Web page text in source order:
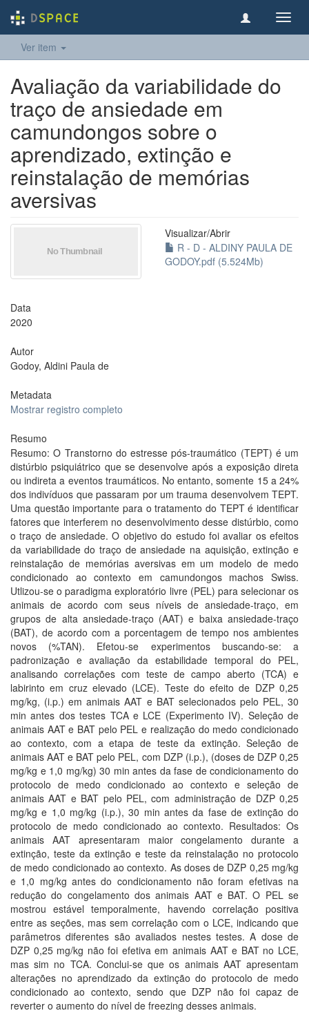
Ver item
Avaliação da variabilidade do
traço de ansiedade em
camundongos sobre o
aprendizado, extinção e
reinstalação de memórias
aversivas
Visualizar/Abrir
R - D - ALDINY PAULA DE
GODOY.pdf (5.524Mb)
Data
2020
Autor
Godoy, Aldini Paula de
Metadata
Mostrar registro completo
Resumo
Resumo: O Transtorno do estresse pós-traumático (TEPT) é um
distúrbio psiquiátrico que se desenvolve após a exposição direta
ou indireta a eventos traumáticos. No entanto, somente 15 a 24%
dos indivíduos que passaram por um trauma desenvolvem TEPT.
Uma questão importante para o tratamento do TEPT é identificar
fatores que interferem no desenvolvimento desse distúrbio, como
o traço de ansiedade. O objetivo do estudo foi avaliar os efeitos
da variabilidade do traço de ansiedade na aquisição, extinção e
reinstalação de memórias aversivas em um modelo de medo
condicionado ao contexto em camundongos machos Swiss.
Utlizou-se o paradigma exploratório livre (PEL) para selecionar os
animais de acordo com seus níveis de ansiedade-traço, em
grupos de alta ansiedade-traço (AAT) e baixa ansiedade-traço
(BAT), de acordo com a porcentagem de tempo nos ambientes
novos (%TAN). Efetou-se experimentos buscando-se: a
padronização e avaliação da estabilidade temporal do PEL,
analisando correlações com teste de campo aberto (TCA) e
labirinto em cruz elevado (LCE). Teste do efeito de DZP 0,25
mg/kg, (i.p.) em animais AAT e BAT selecionados pelo PEL, 30
min antes dos testes TCA e LCE (Experimento IV). Seleção de
animais AAT e BAT pelo PEL e realização do medo condicionado
ao contexto, com a etapa de teste da extinção. Seleção de
animais AAT e BAT pelo PEL, com DZP (i.p.), (doses de DZP 0,25
mg/kg e 1,0 mg/kg) 30 min antes da fase de condicionamento do
protocolo de medo condicionado ao contexto e seleção de
animais AAT e BAT pelo PEL, com administração de DZP 0,25
mg/kg e 1,0 mg/kg (i.p.), 30 min antes da fase de extinção do
protocolo de medo condicionado ao contexto. Resultados: Os
animais AAT apresentaram maior congelamento durante a
extinção, teste da extinção e teste da reinstalação no protocolo
de medo condicionado ao contexto. As doses de DZP 0,25 mg/kg
e 1,0 mg/kg antes do condicionamento não foram efetivas na
redução do congelamento dos animais AAT e BAT. O PEL se
mostrou estável temporalmente, havendo correlação positiva
entre as seções, mas sem correlação com o LCE, indicando que
parâmetros diferentes são avaliados nestes testes. A dose de
DZP 0,25 mg/kg não foi efetiva em animais AAT e BAT no LCE,
mas sim no TCA. Conclui-se que os animais AAT apresentam
alterações no aprendizado da extinção do protocolo de medo
condicionado ao contexto, sendo que DZP não foi capaz de
reverter o aumento do nível de freezing desses animais.